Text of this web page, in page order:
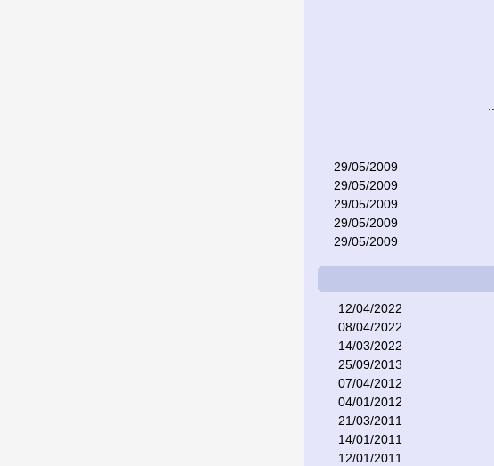
29/05/2009
29/05/2009
29/05/2009
29/05/2009
29/05/2009
12/04/2022
08/04/2022
14/03/2022
25/09/2013
07/04/2012
04/01/2012
21/03/2011
14/01/2011
12/01/2011